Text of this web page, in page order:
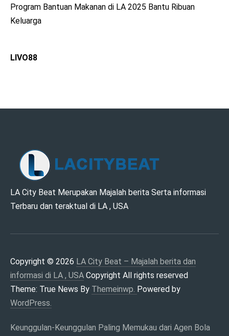
Program Bantuan Makanan di LA 2025 Bantu Ribuan
Keluarga
LIVO88
LA CITY BEAT –
DAN INFORMASI DI
LA , USA
LA City Beat Merupakan Majalah berita Serta informasi
Terbaru dan teraktual di LA , USA
Copyright © 2026 LA City Beat – Majalah berita dan
informasi di LA , USA Copyright All rights reserved
Theme: True News By Themeinwp. Powered by
WordPress.
Keunggulan-Keunggulan Paling Memukau dari Agen Bola